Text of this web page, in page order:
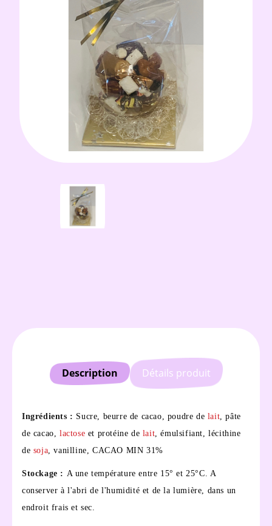
Description Détails produit
Ingrédients : Sucre, beurre de cacao, poudre de lait , pâte
de cacao, lactose et protéine de lait , émulsifiant, lécithine
de soja , vanilline, CACAO MIN 31%
Stockage : A une température entre 15° et 25°C. A
conserver à l'abri de l'humidité et de la lumière, dans un
endroit frais et sec.